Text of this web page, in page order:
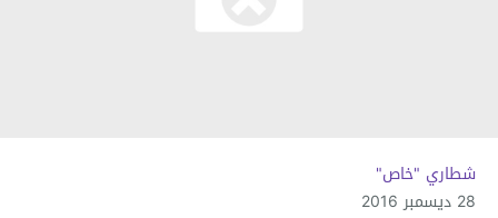
شطاري "خاص"
28 ديسمبر 2016